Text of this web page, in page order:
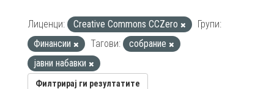
Лиценци: Creative Commons CCZero
Групи:
Финансии
Тагови:
собрание
јавни набавки
Филтрирај ги резултатите